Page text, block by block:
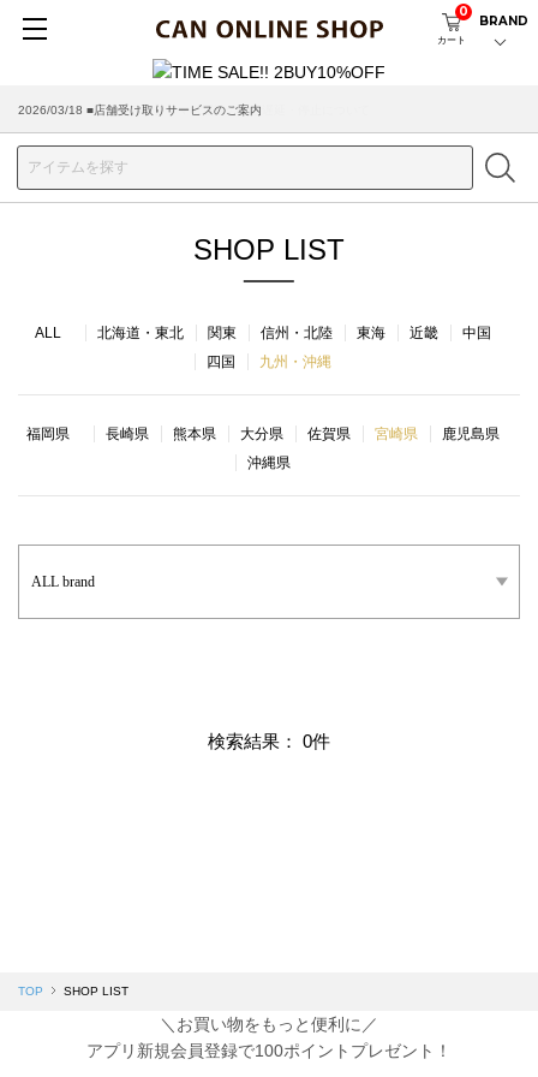
カート
0
BRAND
2026/07/29 ■【お知らせ】ヤマト運輸の配送遅延・停止について
2026/03/18 ■店舗受け取りサービスのご案内
SHOP LIST
ALL 北海道・東北 関東 信州・北陸 東海 近畿
中国
四国
九州・沖縄
福岡県 長崎県 熊本県 大分県 佐賀県 宮崎県
鹿児島県
沖縄県
検索結果： 0件
TOP SHOP LIST
＼お買い物をもっと便利に／
アプリ新規会員登録で100ポイントプレゼント！